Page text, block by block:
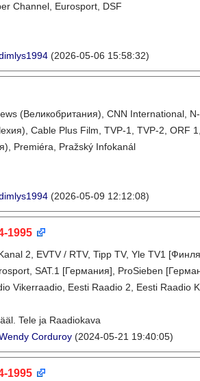
Channel, Eurosport, DSF
(2026-05-06 15:58:32)
(Великобритания), CNN International,
Cable Plus Film, TVP-1, TVP-2, ORF
Premiéra, Pražský Infokanál
(2026-05-09 12:12:08)
1995
2, EVTV / RTV, Tipp TV, Yle TV1
SAT.1 [Германия], ProSieben
Vikerraadio, Eesti Raadio 2, Eesti Raadio
Tele ja Raadiokava
Corduroy (2024-05-21 19:40:05)
1995